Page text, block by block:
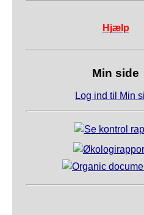
Hjælp
Min side
Log ind til Min